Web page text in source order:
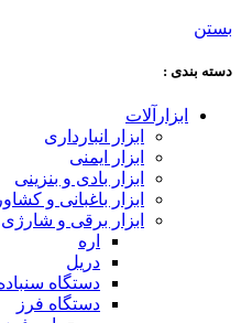
بستن
دسته‌ بندی :
ابزارآلات
ابزار انبارداری
ابزار ایمنی
ابزار بادی و بنزینی
ابزار باغبانی و
ابزار برقی و شارژی
اره
دریل
دستگاه
دستگاه فرز